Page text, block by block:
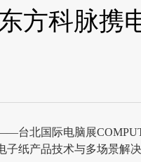
方科脉携
台北国际电脑展
纸产品技术与多场景解